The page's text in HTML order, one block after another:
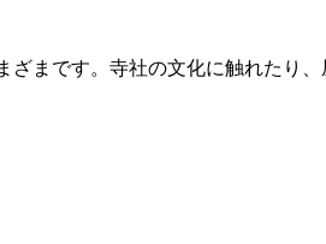
まです。寺社の文化に触れたり